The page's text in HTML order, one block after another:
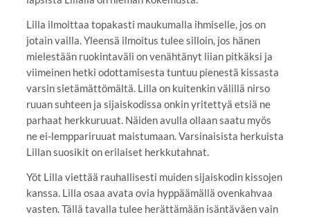
Lilla ilmoittaa topakasti maukumalla ihmiselle, jos on
jotain vailla. Yleensä ilmoitus tulee silloin, jos hänen
mielestään ruokintaväli on venähtänyt liian pitkäksi ja
viimeinen hetki odottamisesta tuntuu pienestä kissasta
varsin sietämättömältä. Lilla on kuitenkin välillä nirso
ruuan suhteen ja sijaiskodissa onkin yritettyä etsiä ne
parhaat herkkuruuat. Näiden avulla ollaan saatu myös
ne ei-lemppariruuat maistumaan. Varsinaisista herkuista
Lillan suosikit on erilaiset herkkutahnat.
Yöt Lilla viettää rauhallisesti muiden sijaiskodin kissojen
kanssa. Lilla osaa avata ovia hyppäämällä ovenkahvaa
vasten. Tällä tavalla tulee herättämään isäntäväen vain